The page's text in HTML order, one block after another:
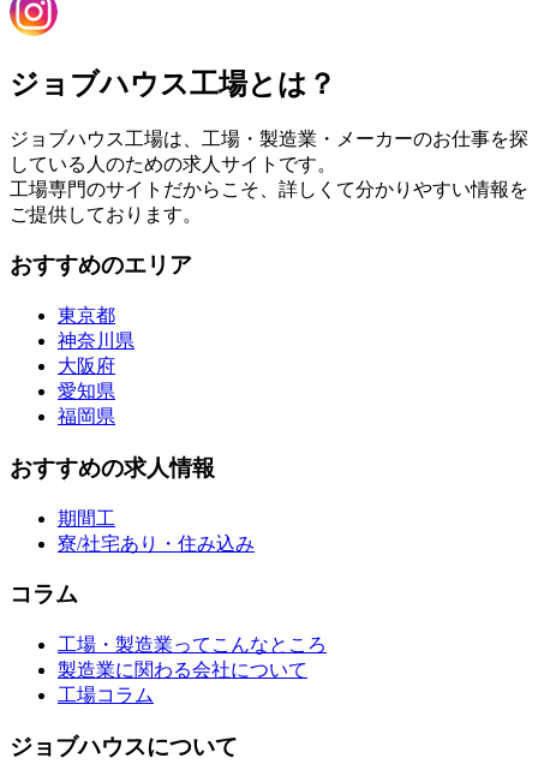
ジョブハウス工場とは？
ジョブハウス工場は、工場・製造業・メーカーのお仕事を探
している人のための求人サイトです。
工場専門のサイトだからこそ、詳しくて分かりやすい情報を
ご提供しております。
おすすめのエリア
東京都
神奈川県
大阪府
愛知県
福岡県
おすすめの求人情報
期間工
寮/社宅あり・住み込み
コラム
工場・製造業ってこんなところ
製造業に関わる会社について
工場コラム
ジョブハウスについて